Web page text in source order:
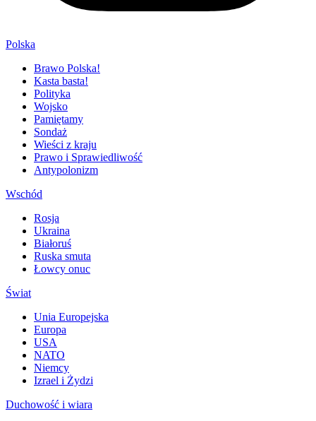
Polska
Brawo Polska!
Kasta basta!
Polityka
Wojsko
Pamiętamy
Sondaż
Wieści z kraju
Prawo i Sprawiedliwość
Antypolonizm
Wschód
Rosja
Ukraina
Białoruś
Ruska smuta
Łowcy onuc
Świat
Unia Europejska
Europa
USA
NATO
Niemcy
Izrael i Żydzi
Duchowość i wiara